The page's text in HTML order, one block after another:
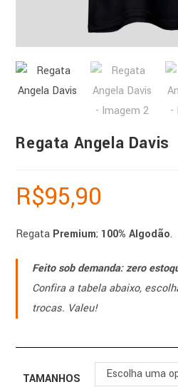
Regata Angela Davis
R$95,90
Regata Premium; 100% Algodão.
Feito sob demanda: zero
Confira a tabela abaixo,
trocas. Valeu!
TAMANHOS Escolha uma